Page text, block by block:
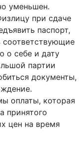
уменьшен.
при сдаче
паспорт,
соответствующие
о себе и дату
партии
документы,
оплаты, которая
принятого
цен на время